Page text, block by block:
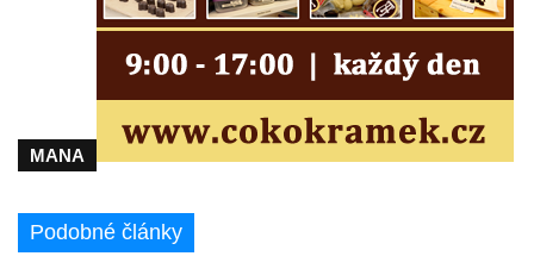
Hammerberský kříž na křižovatce mezi
domy čp. 739 a 758 v Mikulášovicích
v Mikulášovicích
Drascheho kříž na zahradě domu čp. 915 v
Hillův kříž u domu čp. 436 v Mikulášovicích
MANA
Podobné články